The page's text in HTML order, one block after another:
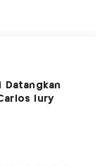
Datangkan
Iury